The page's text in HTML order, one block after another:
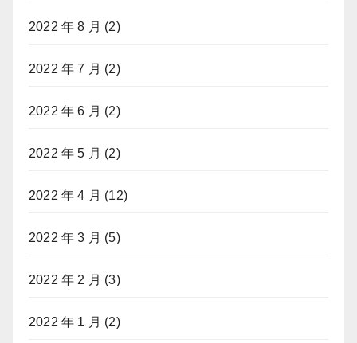
2022 年 8 月 (2)
2022 年 7 月 (2)
2022 年 6 月 (2)
2022 年 5 月 (2)
2022 年 4 月 (12)
2022 年 3 月 (5)
2022 年 2 月 (3)
2022 年 1 月 (2)